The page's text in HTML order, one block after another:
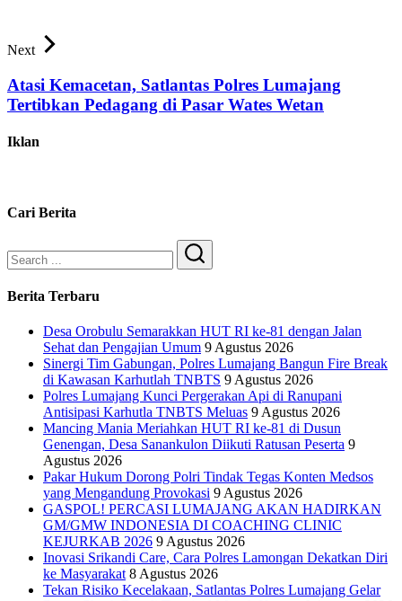
Next
Atasi Kemacetan, Satlantas Polres Lumajang
Tertibkan Pedagang di Pasar Wates Wetan
Iklan
Cari Berita
Search
Berita Terbaru
‎Desa Orobulu Semarakkan HUT RI ke-81 dengan Jalan
Sehat dan Pengajian Umum 9 Agustus 2026
Sinergi Tim Gabungan, Polres Lumajang Bangun Fire Break
di Kawasan Karhutlah TNBTS 9 Agustus 2026
Polres Lumajang Kunci Pergerakan Api di Ranupani
Antisipasi Karhutla TNBTS Meluas 9 Agustus 2026
Mancing Mania Meriahkan HUT RI ke-81 di Dusun
Genengan, Desa Sanankulon Diikuti Ratusan Peserta 9
Agustus 2026
Pakar Hukum Dorong Polri Tindak Tegas Konten Medsos
yang Mengandung Provokasi 9 Agustus 2026
GASPOL! PERCASI LUMAJANG AKAN HADIRKAN
GM/GMW INDONESIA DI COACHING CLINIC
KEJURKAB 2026 9 Agustus 2026
Inovasi Srikandi Care, Cara Polres Lamongan Dekatkan Diri
ke Masyarakat 8 Agustus 2026
Tekan Risiko Kecelakaan, Satlantas Polres Lumajang Gelar